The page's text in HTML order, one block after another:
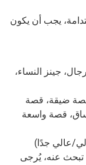
يجب أن يكون
جينز النساء،
ضيقة، قصة
قصة واسعة
عالي جدًا)
تبحث عنه، يُرجى